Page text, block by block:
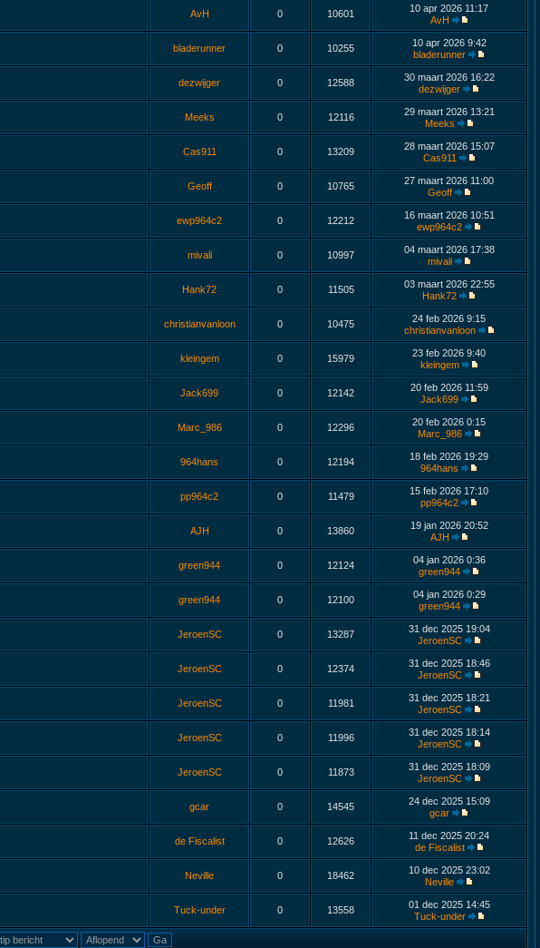
AvH 0 10601
10 apr 2026 11:17
AvH
bladerunner 0 10255
10 apr 2026 9:42
bladerunner
dezwijger 0 12588
30 maart 2026 16:22
dezwijger
Meeks 0 12116
29 maart 2026 13:21
Meeks
Cas911 0 13209
28 maart 2026 15:07
Cas911
Geoff 0 10765
27 maart 2026 11:00
Geoff
ewp964c2 0 12212
16 maart 2026 10:51
ewp964c2
mivali 0 10997
04 maart 2026 17:38
mivali
Hank72 0 11505
03 maart 2026 22:55
Hank72
christianvanloon 0 10475
24 feb 2026 9:15
christianvanloon
kleingem 0 15979
23 feb 2026 9:40
kleingem
Jack699 0 12142
20 feb 2026 11:59
Jack699
Marc_986 0 12296
20 feb 2026 0:15
Marc_986
964hans 0 12194
18 feb 2026 19:29
964hans
pp964c2 0 11479
15 feb 2026 17:10
pp964c2
AJH 0 13860
19 jan 2026 20:52
AJH
green944 0 12124
04 jan 2026 0:36
green944
green944 0 12100
04 jan 2026 0:29
green944
JeroenSC 0 13287
31 dec 2025 19:04
JeroenSC
JeroenSC 0 12374
31 dec 2025 18:46
JeroenSC
JeroenSC 0 11981
31 dec 2025 18:21
JeroenSC
JeroenSC 0 11996
31 dec 2025 18:14
JeroenSC
JeroenSC 0 11873
31 dec 2025 18:09
JeroenSC
gcar 0 14545
24 dec 2025 15:09
gcar
de Fiscalist 0 12626
11 dec 2025 20:24
de Fiscalist
Neville 0 18462
10 dec 2025 23:02
Neville
Tuck-under 0 13558
01 dec 2025 14:45
Tuck-under